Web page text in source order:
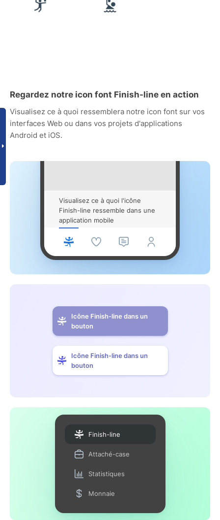
Regardez notre icon font Finish-line en action
Visualisez ce à quoi ressemblera notre icon font sur vos
interfaces Web ou dans vos projets d'applications
Android et iOS.
Visualisez ce à quoi l'icône
Finish-line ressemble dans une
application mobile
Icône Finish-line dans un
bouton
Icône Finish-line dans un
bouton
Finish-line
Attaché-case
Statistiques
Monnaie